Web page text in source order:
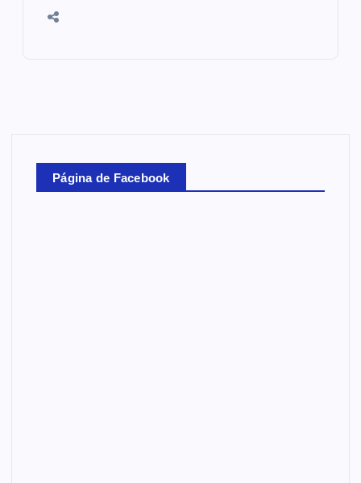
Página de Facebook